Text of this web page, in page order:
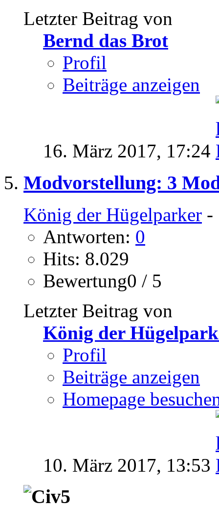
Letzter Beitrag von
Bernd das Brot
Profil
Beiträge anzeigen
16. März 2017, 17:24
Modvorstellung: 3
König der Hügelparker -
Antworten: 0
Hits: 8.029
Bewertung0 / 5
Letzter Beitrag von
König der
Profil
Beiträge anzeigen
Homepage
10. März 2017, 13:53